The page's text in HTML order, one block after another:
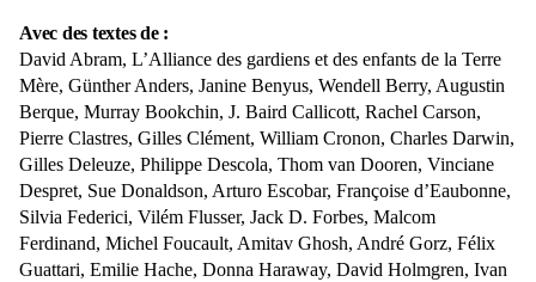
Avec des textes de :
David Abram, L’Alliance des gardiens et des enfants de la Terre
Mère, Günther Anders, Janine Benyus, Wendell Berry, Augustin
Berque, Murray Bookchin, J. Baird Callicott, Rachel Carson,
Pierre Clastres, Gilles Clément, William Cronon, Charles Darwin,
Gilles Deleuze, Philippe Descola, Thom van Dooren, Vinciane
Despret, Sue Donaldson, Arturo Escobar, Françoise d’Eaubonne,
Silvia Federici, Vilém Flusser, Jack D. Forbes, Malcom
Ferdinand, Michel Foucault, Amitav Ghosh, André Gorz, Félix
Guattari, Emilie Hache, Donna Haraway, David Holmgren, Ivan